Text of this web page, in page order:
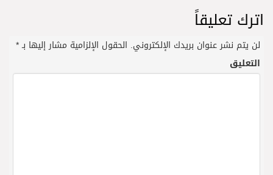
اترك تعليقاً
لن يتم نشر عنوان بريدك الإلكتروني. الحقول الإلزامية مشار إليها بـ*
التعليق